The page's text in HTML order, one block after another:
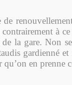
de
à
la gare. Non
gardienné
en prenne